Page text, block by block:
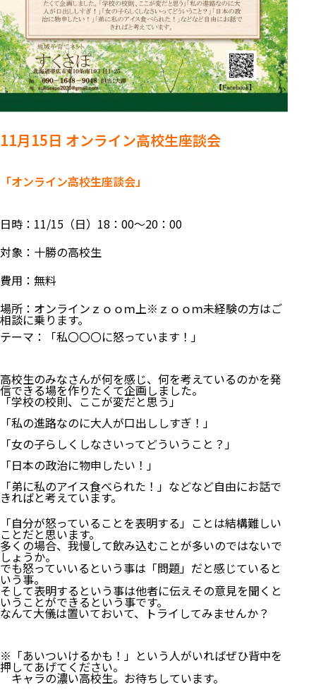
11月15日 オンライン高校生座談会
「オンライン高校生座談会」
日時：11/15（日）18：00～20：00
対象：十勝の高校生
費用：無料
場所：オンラインｚｏｏｍ上※ｚｏｏｍ未経験の方はご
相談に乗ります。
テーマ：「私〇〇〇に怒っています！」
高校生のみなさんが何を感じ、何を考えているのかを発
信できる場を作りたくて企画しました。
「学校の校則、ここが変だと思う」
「私の進路なのに大人が口出ししすぎ！」
「女の子らしくしなさいってどういうこと？」
「日本の政治に物申したい！」
「弟に私のアイス食べられた！」などなど自由にお話で
きればと考えています。
「自分が怒っていることを表明する」ことは結構難しい
ことだと思います。
多くの場合、我慢して飲み込むことが多いのではないで
しょうか。
でも怒っていいるという事は「問題」だと感じていると
いう事。
そして表明するという事は他者に伝えその意見を聞くと
いうことができるという事です。
なんて大儀は置いておいて、トライしてみませんか？
※「あいついけるかも！」という人がいればぜひ背中を
押してあげてください。
キャラの濃い高校生。お待ちしています。